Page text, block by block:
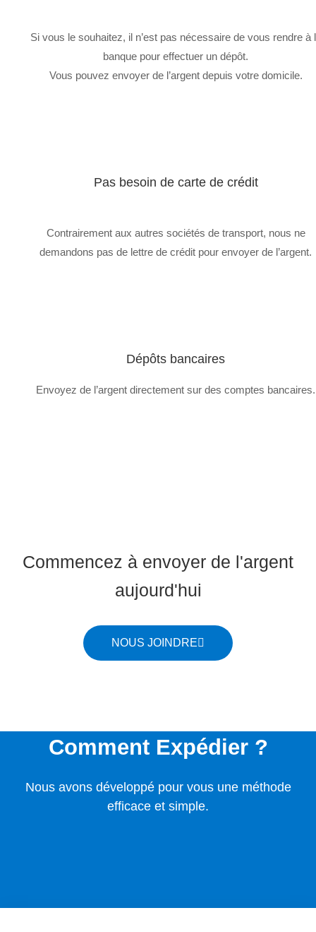
Si vous le souhaitez, il n’est pas nécessaire de vous rendre à
banque pour effectuer un dépôt.
Vous pouvez envoyer de l’argent depuis votre domicile.
Pas besoin de carte de crédit
Contrairement aux autres sociétés de transport, nous ne
demandons pas de lettre de crédit pour envoyer de l’argent.
Dépôts bancaires
Envoyez de l’argent directement sur des comptes bancaires.
Commencez à envoyer de l'argent
aujourd'hui
NOUS JOINDRE
Comment Expédier ?
Nous avons développé pour vous une méthode
efficace et simple.